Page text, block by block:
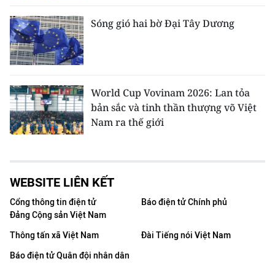
Sóng gió hai bờ Đại Tây Dương
World Cup Vovinam 2026: Lan tỏa
bản sắc và tinh thần thượng võ Việt
Nam ra thế giới
WEBSITE LIÊN KẾT
Cổng thông tin điện tử
Đảng Cộng sản Việt Nam
Báo điện tử Chính phủ
Thông tấn xã Việt Nam
Đài Tiếng nói Việt Nam
Báo điện tử Quân đội nhân dân